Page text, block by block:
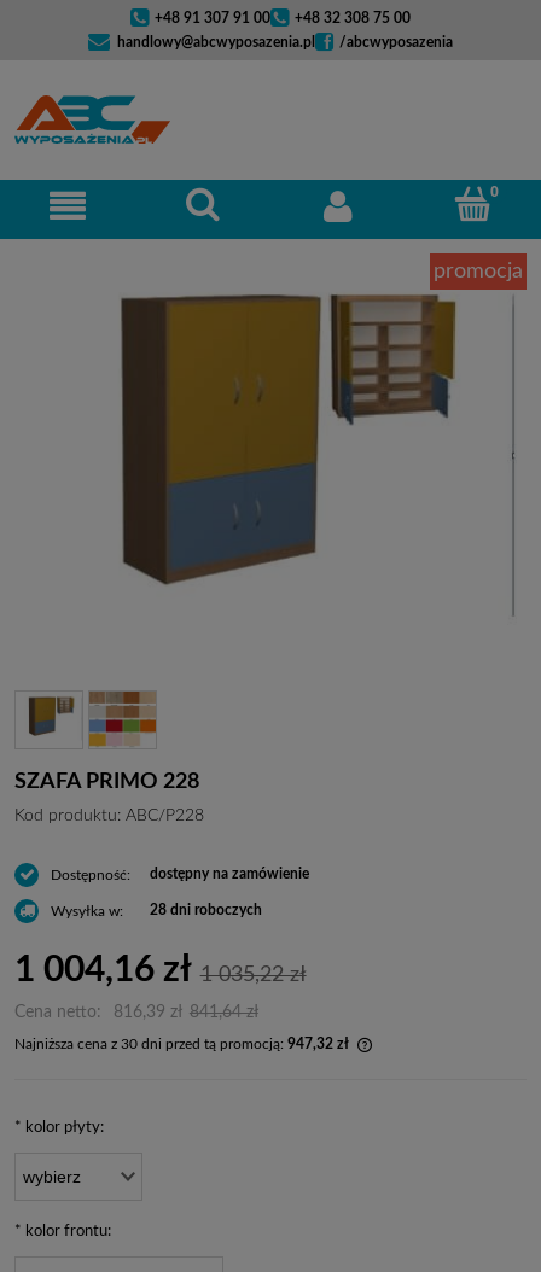
+48 91 307 91 00
+48 32 308 75 00
handlowy@abcwyposazenia.pl
/abcwyposazenia
promocja
SZAFA PRIMO 228
Kod produktu: ABC/P228
Dostępność: dostępny na zamówienie
Wysyłka w: 28 dni roboczych
1 004,16 zł 1 035,22 zł
Cena netto: 816,39 zł 841,64 zł
Najniższa cena z 30 dni przed tą promocją: 947,32 zł
* kolor płyty:
* kolor frontu: